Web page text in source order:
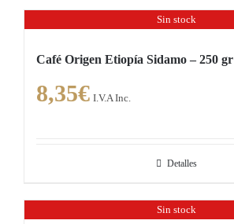
en
de
Sin stock
Café Origen Etiopía Sidamo – 250 gr
8,35€ I.V.A Inc.
Detalles
Sin stock